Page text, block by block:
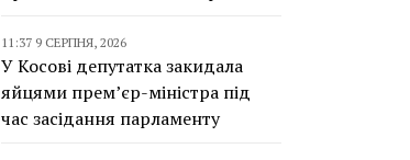
11:37 9 СЕРПНЯ, 2026
У Косові депутатка закидала
яйцями прем’єр-міністра під
час засідання парламенту